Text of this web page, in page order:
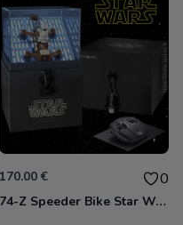
170.00 € 0
74-Z Speeder Bike Star Wars Drone Propel SW-1983-CX